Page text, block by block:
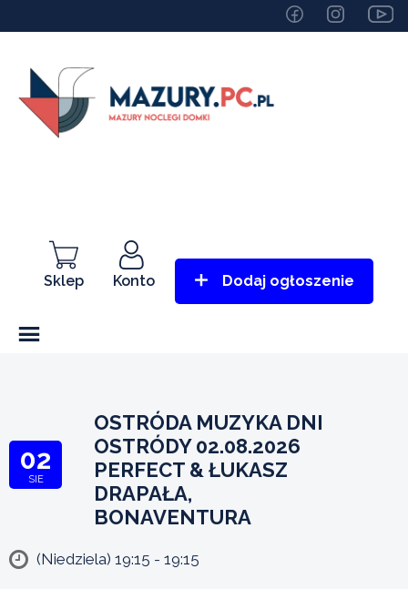
Sklep Konto Dodaj ogłoszenie
02
SIE
OSTRÓDA MUZYKA DNI
OSTRÓDY 02.08.2026
PERFECT & ŁUKASZ
DRAPAŁA,
BONAVENTURA
(Niedziela) 19:15 - 19:15